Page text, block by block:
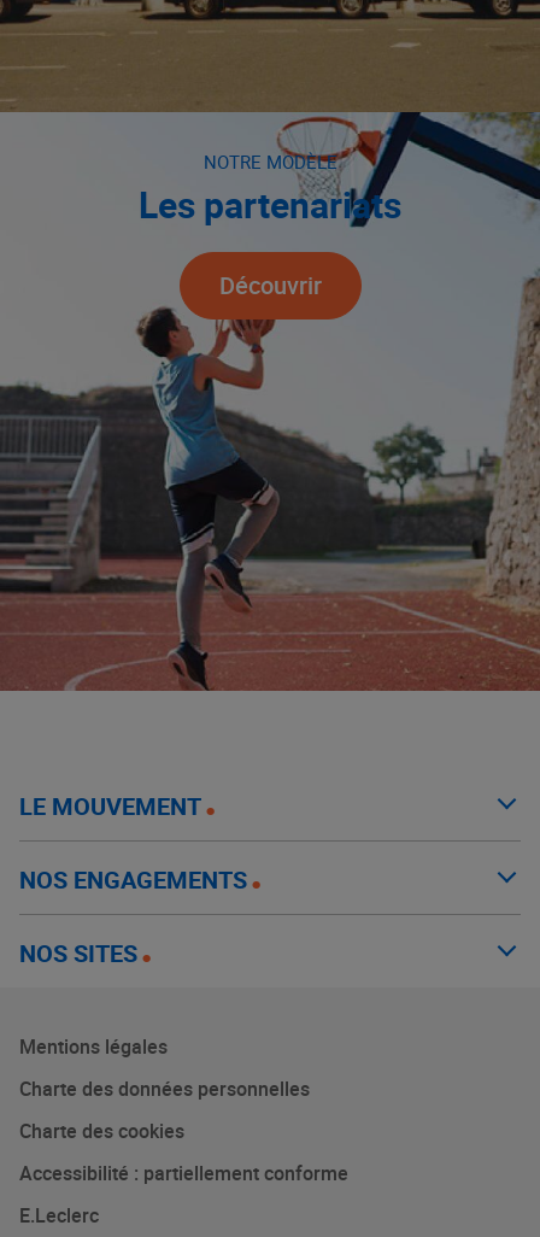
NOTRE MODÈLE
Les partenariats
Découvrir
LE MOUVEMENT
NOS ENGAGEMENTS
NOS SITES
Mentions légales
Charte des données personnelles
Charte des cookies
Accessibilité : partiellement conforme
E.Leclerc